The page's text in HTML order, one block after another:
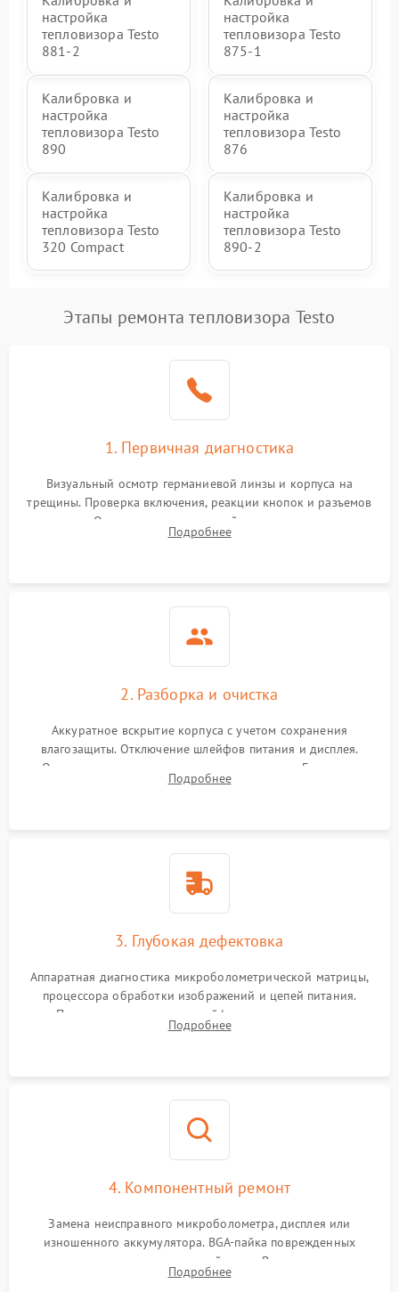
настройка
тепловизора Testo
881-2
настройка
тепловизора Testo
875-1
Калибровка и
настройка
тепловизора Testo
890
Калибровка и
настройка
тепловизора Testo
876
Калибровка и
настройка
тепловизора Testo
320 Compact
Калибровка и
настройка
тепловизора Testo
890-2
Этапы ремонта тепловизора Testo
1. Первичная диагностика
Визуальный осмотр германиевой линзы и корпуса на
трещины. Проверка включения, реакции кнопок и разъемов
зарядки. Оценка вывода тепловой сигнатуры на экран,
проверка базовых функций и считывание системных
Подробнее
2. Разборка и очистка
Аккуратное вскрытие корпуса с учетом сохранения
влагозащиты. Отключение шлейфов питания и дисплея.
Очистка внутренних плат от окислов и пыли. Бережная
обработка германиевого объектива специализированными
Подробнее
3. Глубокая дефектовка
Аппаратная диагностика микроболометрической матрицы,
процессора обработки изображений и цепей питания.
Проверка целостности шлейфов, модуля памяти и
интерфейсов связи. Выявление сгоревших SMD-компонентов
Подробнее
4. Компонентный ремонт
Замена неисправного микроболометра, дисплея или
изношенного аккумулятора. BGA-пайка поврежденных
контроллеров на материнской плате. Восстановление
разъемов и кнопок, замена поврежденных элементов
Подробнее